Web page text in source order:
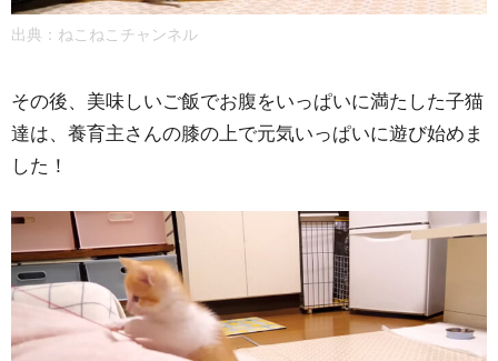
出典： ねこねこチャンネル
その後、美味しいご飯でお腹をいっぱいに満たした子猫
達は、養育主さんの膝の上で元気いっぱいに遊び始めま
した！